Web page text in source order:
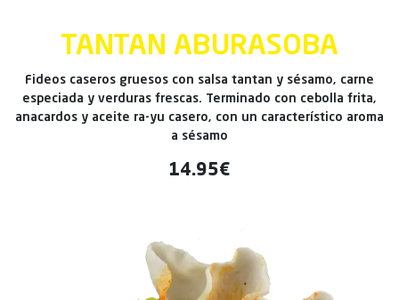
TANTAN ABURASOBA
Fideos caseros gruesos con salsa tantan y sésamo, carne
especiada y verduras frescas. Terminado con cebolla frita,
anacardos y aceite ra-yu casero, con un característico aroma
a sésamo
14.95€